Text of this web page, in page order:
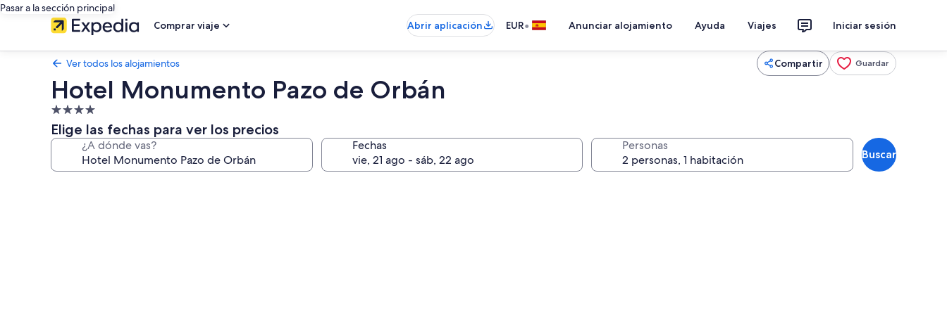
Pasar a la sección principal
Comprar viaje
Abrir aplicación EUR• Anunciar alojamiento Ayuda Viajes Iniciar sesión
Ver todos los alojamientos Compartir Guardar
Hotel Monumento Pazo de Orbán
Alojamiento
de
4.0 estrellas
Elige las fechas para ver los precios
¿A dónde vas? Fechas Personas
Buscar